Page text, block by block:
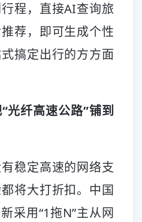
程，直接AI查询旅
荐，即可生成个性
搞定出行的方方面
光纤高速公路”铺到
稳定高速的网络支
将大打折扣。中国
采用“1拖N”主从网